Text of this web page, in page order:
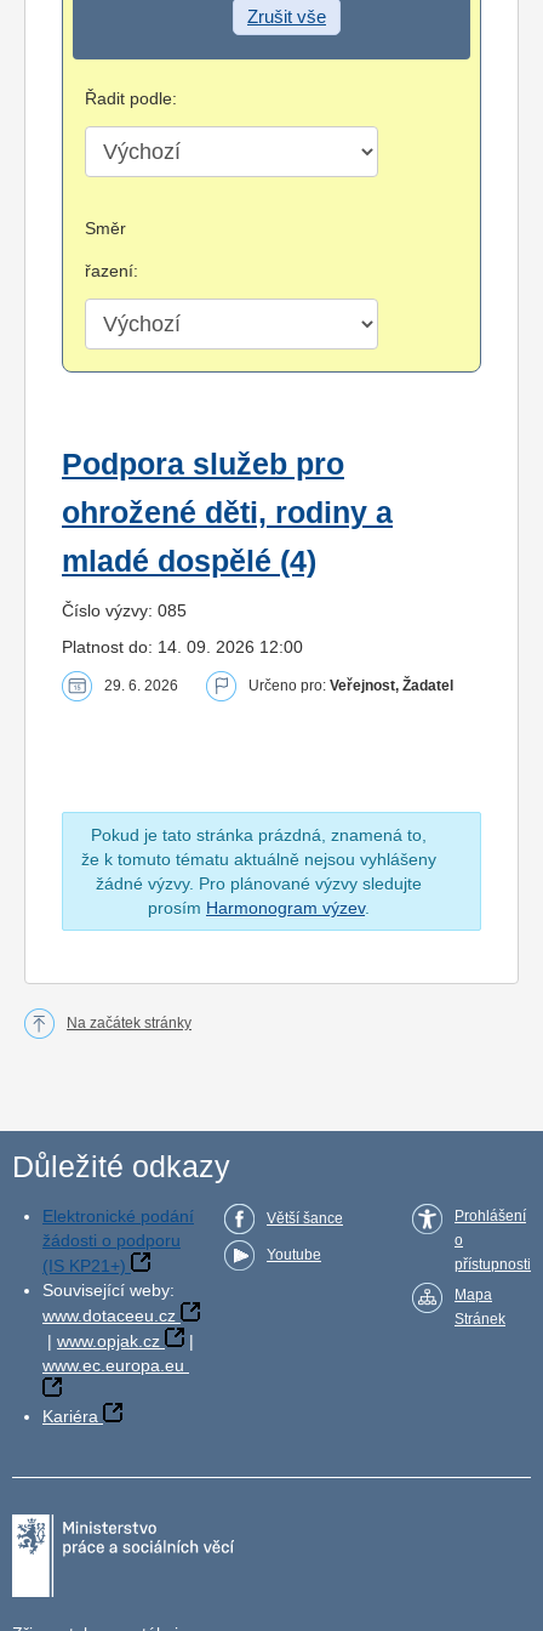
Zrušit vše
Řadit podle:
Směr
řazení:
Podpora služeb pro
ohrožené děti, rodiny a
mladé dospělé (4)
Číslo výzvy: 085
Platnost do: 14. 09. 2026 12:00
29. 6. 2026 Určeno pro: Veřejnost, Žadatel
Pokud je tato stránka prázdná, znamená to,
že k tomuto tématu aktuálně nejsou vyhlášeny
žádné výzvy. Pro plánované výzvy sledujte
prosím Harmonogram výzev.
Na začátek stránky
Důležité odkazy
Elektronické podání
žádosti o podporu
(IS KP21+)
Související weby:
www.dotaceeu.cz
| www.opjak.cz
|
www.ec.europa.eu
Kariéra
Větší šance
Youtube
Prohlášení
o
přístupnosti
Mapa
Stránek